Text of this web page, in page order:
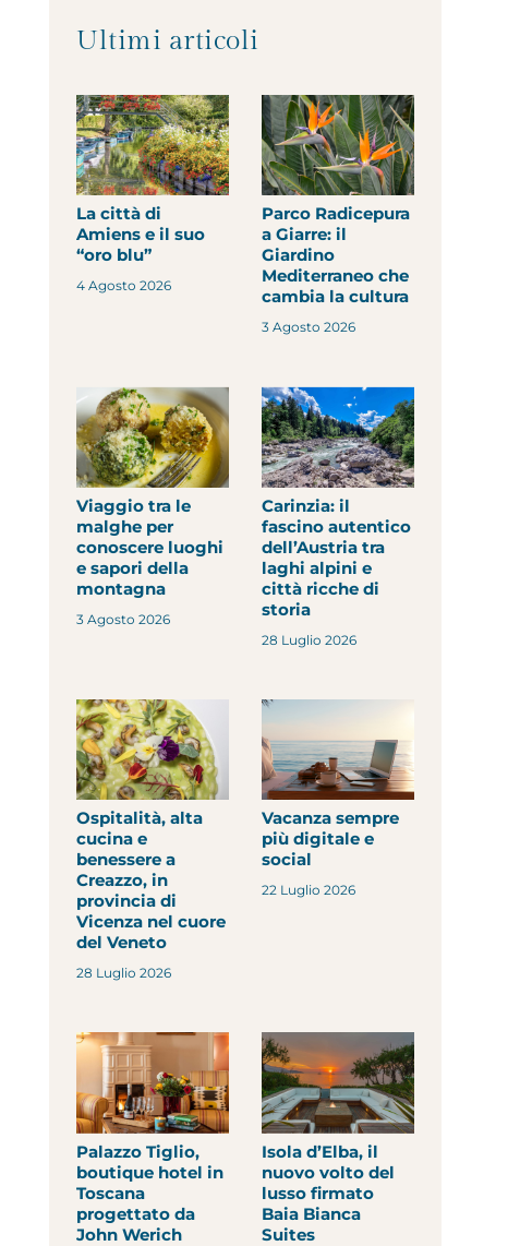
Ultimi articoli
La città di
Amiens e il suo
“oro blu”
4 Agosto 2026
Parco Radicepura
a Giarre: il
Giardino
Mediterraneo che
cambia la cultura
3 Agosto 2026
Viaggio tra le
malghe per
conoscere luoghi
e sapori della
montagna
3 Agosto 2026
Carinzia: il
fascino autentico
dell’Austria tra
laghi alpini e
città ricche di
storia
28 Luglio 2026
Ospitalità, alta
cucina e
benessere a
Creazzo, in
provincia di
Vicenza nel cuore
del Veneto
28 Luglio 2026
Vacanza sempre
più digitale e
social
22 Luglio 2026
Palazzo Tiglio,
boutique hotel in
Toscana
progettato da
John Werich
Isola d’Elba, il
nuovo volto del
lusso firmato
Baia Bianca
Suites